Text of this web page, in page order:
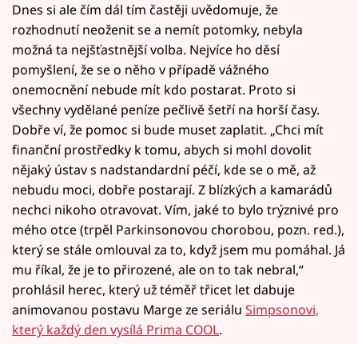
Dnes si ale čím dál tím častěji uvědomuje, že
rozhodnutí neoženit se a nemít potomky, nebyla
možná ta nejšťastnější volba. Nejvíce ho děsí
pomyšlení, že se o něho v případě vážného
onemocnění nebude mít kdo postarat. Proto si
všechny vydělané peníze pečlivě šetří na horší časy.
Dobře ví, že pomoc si bude muset zaplatit. „Chci mít
finanční prostředky k tomu, abych si mohl dovolit
nějaký ústav s nadstandardní péčí, kde se o mě, až
nebudu moci, dobře postarají. Z blízkých a kamarádů
nechci nikoho otravovat. Vím, jaké to bylo trýznivé pro
mého otce (trpěl Parkinsonovou chorobou, pozn. red.),
který se stále omlouval za to, když jsem mu pomáhal. Já
mu říkal, že je to přirozené, ale on to tak nebral,“
prohlásil herec, který už téměř třicet let dabuje
animovanou postavu Marge ze seriálu Simpsonovi,
který každý den vysílá Prima COOL.